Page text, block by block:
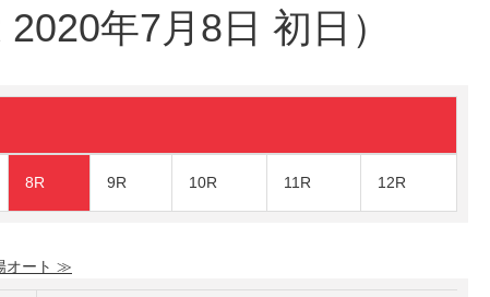
年7月8日 初日）
8R 9R 10R 11R 12R
オート ≫